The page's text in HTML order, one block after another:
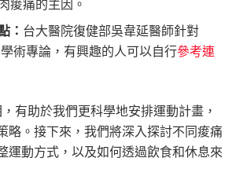
痠痛的主因。
： 台大醫院復健部吳韋延醫師針對
術專論，有興趣的人可以自行參考連
有助於我們更科學地安排運動計畫，
略。接下來，我們將深入探討不同痠痛
運動方式，以及如何透過飲食和休息來